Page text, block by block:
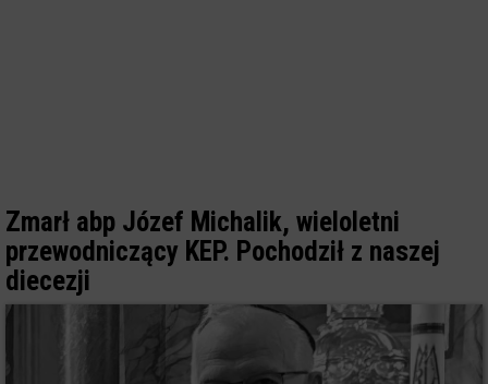
Zmarł abp Józef Michalik, wieloletni
przewodniczący KEP. Pochodził z naszej
diecezji